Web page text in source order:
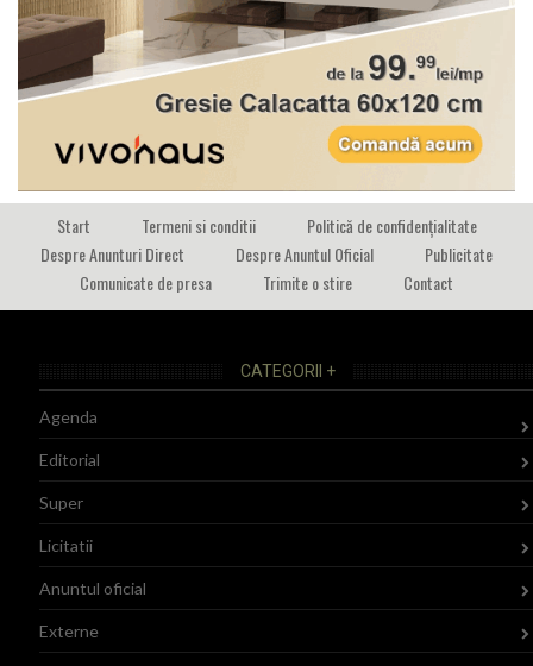
Start Termeni si conditii
Politică de confidențialitate
Despre Anunturi Direct
Despre Anuntul Oficial
Publicitate
Comunicate de presa
Trimite o stire Contact
CATEGORII +
Agenda
Editorial
Super
Licitatii
Anuntul oficial
Externe